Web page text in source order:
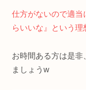
仕方がないので適当
らいいな 』という
お時間ある方は是
ましょうw